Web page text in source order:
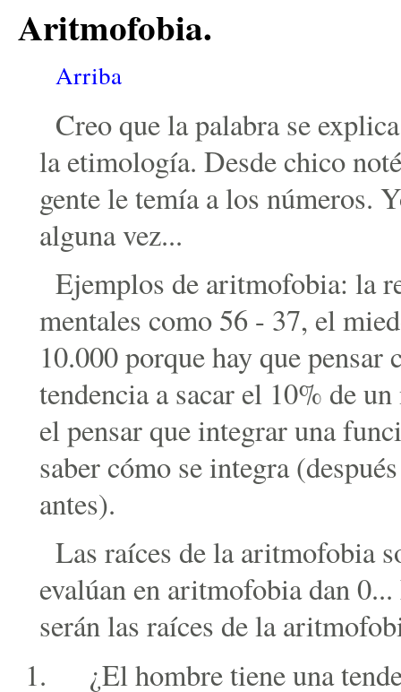
Aritmofobia.
Arriba
Creo que la palabra se
la etimología. Desde chico
gente le temía a los números.
alguna vez...
Ejemplos de aritmofobia: la
mentales como 56 - 37, el
10.000 porque hay que pensar
tendencia a sacar el 10% de
el pensar que integrar una
saber cómo se integra
antes).
Las raíces de la aritmofobia
evalúan en aritmofobia dan
serán las raíces de la
¿El hombre tiene una